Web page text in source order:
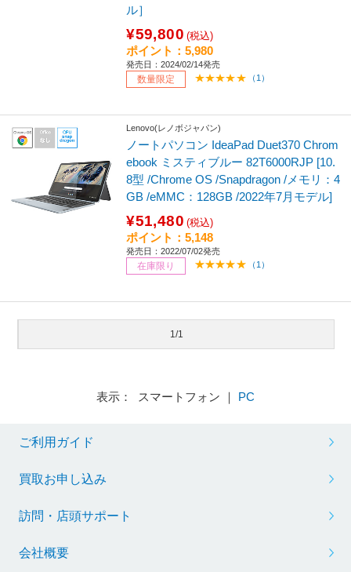
ル］
¥59,800 (税込)
ポイント：5,980
発売日：2024/02/14発売
数量限定 （1）
Lenovo(レノボジャパン)
ノートパソコン IdeaPad Duet370 Chrom
ebook ミスティブルー 82T6000RJP [10.
8型 /Chrome OS /Snapdragon /メモリ：4
GB /eMMC：128GB /2022年7月モデル]
¥51,480 (税込)
ポイント：5,148
発売日：2022/07/02発売
在庫限り （1）
1/1
表示： スマートフォン ｜ PC
ご利用ガイド
買取お申し込み
訪問・店頭サポート
会社概要